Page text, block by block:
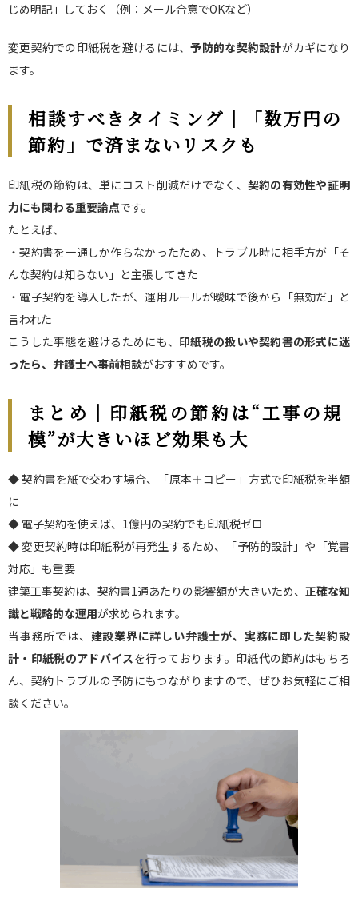
じめ明記」しておく（例：メール合意でOKなど）
変更契約での印紙税を避けるには、予防的な契約設計がカギになり
ます。
相談すべきタイミング｜「数万円の
節約」で済まないリスクも
印紙税の節約は、単にコスト削減だけでなく、 契約の有効性や証明
力にも関わる重要論点です。
たとえば、
・契約書を一通しか作らなかったため、トラブル時に相手方が「そ
んな契約は知らない」と主張してきた
・電子契約を導入したが、運用ルールが曖昧で後から「無効だ」と
言われた
こうした事態を避けるためにも、 印紙税の扱いや契約書の形式に迷
ったら、弁護士へ事前相談がおすすめです。
まとめ｜印紙税の節約は“工事の規
模”が大きいほど効果も大
◆ 契約書を紙で交わす場合、「原本＋コピー」方式で印紙税を半額
に
◆ 電子契約を使えば、1億円の契約でも印紙税ゼロ
◆ 変更契約時は印紙税が再発生するため、「予防的設計」や「覚書
対応」も重要
建築工事契約は、契約書1通あたりの影響額が大きいため、 正確な知
識と戦略的な運用が求められます。
当事務所では、 建設業界に詳しい弁護士が、実務に即した契約設
計・印紙税のアドバイスを行っております。印紙代の節約はもちろ
ん、契約トラブルの予防にもつながりますので、ぜひお気軽にご相
談ください。